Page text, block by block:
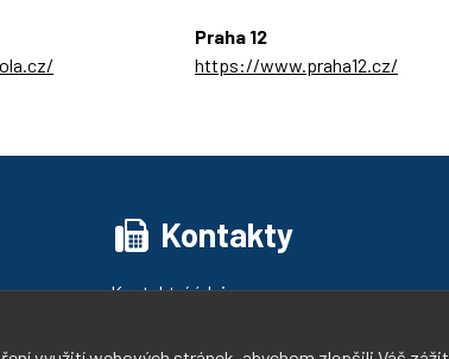
Praha 12
https://www.praha12.cz/
Kontakty
Kontaktní údaje
Telefonní spojení